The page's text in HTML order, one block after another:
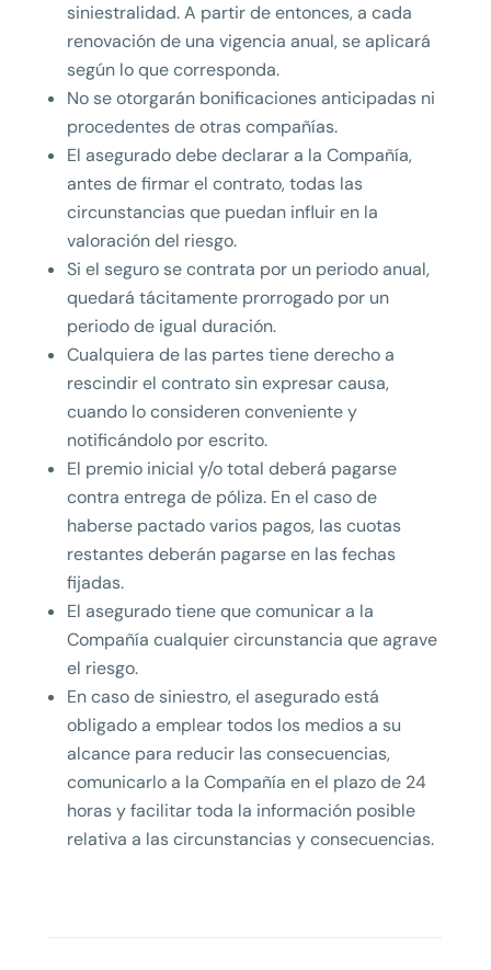
siniestralidad. A partir de entonces, a cada
renovación de una vigencia anual, se aplicará
según lo que corresponda.
No se otorgarán bonificaciones anticipadas ni
procedentes de otras compañías.
El asegurado debe declarar a la Compañía,
antes de firmar el contrato, todas las
circunstancias que puedan influir en la
valoración del riesgo.
Si el seguro se contrata por un periodo anual,
quedará tácitamente prorrogado por un
periodo de igual duración.
Cualquiera de las partes tiene derecho a
rescindir el contrato sin expresar causa,
cuando lo consideren conveniente y
notificándolo por escrito.
El premio inicial y/o total deberá pagarse
contra entrega de póliza. En el caso de
haberse pactado varios pagos, las cuotas
restantes deberán pagarse en las fechas
fijadas.
El asegurado tiene que comunicar a la
Compañía cualquier circunstancia que agrave
el riesgo.
En caso de siniestro, el asegurado está
obligado a emplear todos los medios a su
alcance para reducir las consecuencias,
comunicarlo a la Compañía en el plazo de 24
horas y facilitar toda la información posible
relativa a las circunstancias y consecuencias.